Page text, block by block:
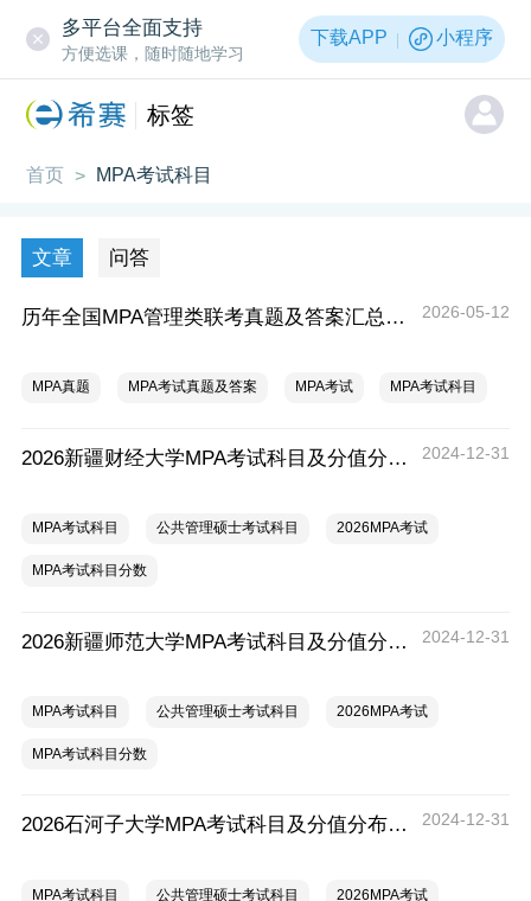
多平台全面支持
方便选课，随时随地学习
下载APP 小程序
标签
首页 > MPA考试科目
文章 问答
历年全国MPA管理类联考真题及答案汇总(2019年-2026年) 2026-05-12
MPA真题 MPA考试真题及答案 MPA考试 MPA考试科目
2026新疆财经大学MPA考试科目及分值分布一览 2024-12-31
MPA考试科目 公共管理硕士考试科目 2026MPA考试
MPA考试科目分数
2026新疆师范大学MPA考试科目及分值分布一览 2024-12-31
MPA考试科目 公共管理硕士考试科目 2026MPA考试
MPA考试科目分数
2026石河子大学MPA考试科目及分值分布一览 2024-12-31
MPA考试科目 公共管理硕士考试科目 2026MPA考试